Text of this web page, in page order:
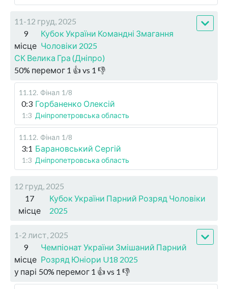
11-12 груд, 2025
9
місце
Кубок України Командні Змагання
Чоловіки 2025
СК Велика Гра (Дніпро)
50% перемог 1 👍 vs 1 👎
11.12. Фінал 1/8
0:3 Горбаненко Олексій
1:3 Дніпропетровська область
11.12. Фінал 1/8
3:1 Барановський Сергій
1:3 Дніпропетровська область
12 груд, 2025
17
місце
Кубок України Парний Розряд Чоловіки
2025
1-2 лист, 2025
9
місце
Чемпіонат України Змішаний Парний
Розряд Юніори U18 2025
у парі 50% перемог 1 👍 vs 1 👎